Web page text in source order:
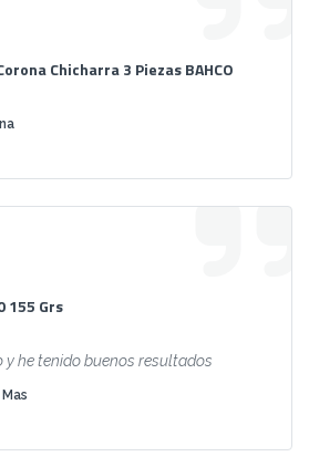
Chicharra 3 Piezas BAHCO
155 Grs
y he tenido buenos resultados